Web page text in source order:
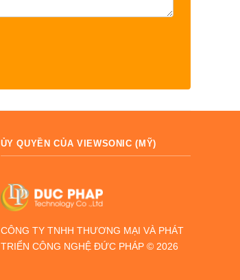
ỦY QUYỀN CỦA VIEWSONIC (MỸ)
CÔNG TY TNHH THƯƠNG MẠI VÀ PHÁT
TRIỂN CÔNG NGHỆ ĐỨC PHÁP © 2026